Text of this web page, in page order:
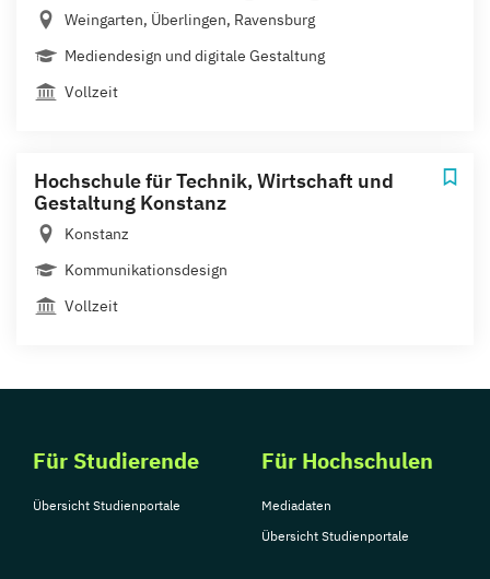
Weingarten, Überlingen, Ravensburg
Mediendesign und digitale Gestaltung
Vollzeit
Hochschule für Technik, Wirtschaft und
Gestaltung Konstanz
Konstanz
Kommunikationsdesign
Vollzeit
Für Studierende
Übersicht Studienportale
Für Hochschulen
Mediadaten
Übersicht Studienportale